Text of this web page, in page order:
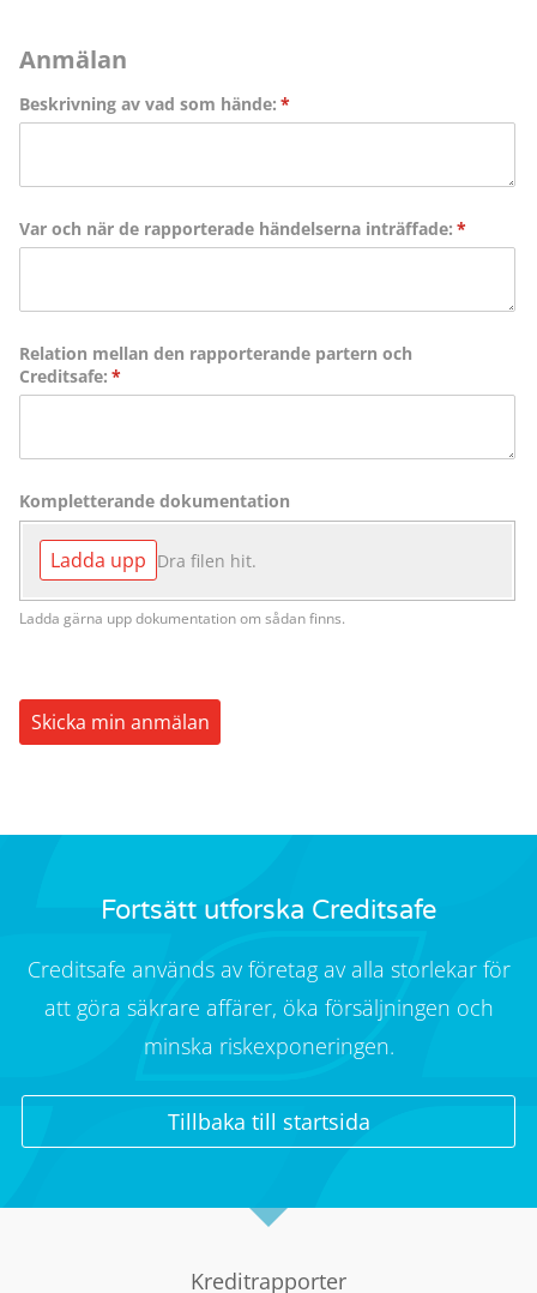
Fortsätt utforska Creditsafe
Creditsafe används av företag av alla storlekar för
att göra säkrare affärer, öka försäljningen och
minska riskexponeringen.
Tillbaka till startsida
Kreditrapporter